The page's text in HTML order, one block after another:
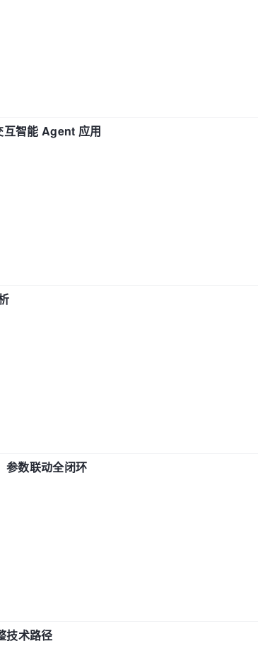
智能 Agent 应用
参数联动全闭环
技术路径